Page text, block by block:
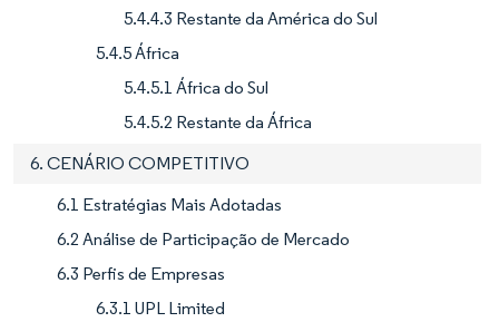
5.4.4.3 Restante da América do Sul
5.4.5 África
5.4.5.1 África do Sul
5.4.5.2 Restante da África
6. CENÁRIO COMPETITIVO
6.1 Estratégias Mais Adotadas
6.2 Análise de Participação de Mercado
6.3 Perfis de Empresas
6.3.1 UPL Limited